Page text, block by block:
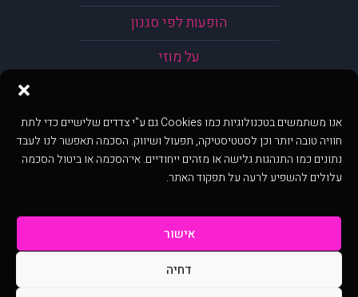
אנו משתמשים בטכנולוגיות כמו Cookies גם ע"י צדדים שלישיים כדי לתת
חוויה טובה יותר וכן לסטטיסטיקה, תפעול ושיווק. הסכמה תאפשר לנו לעבד
נתונים כמו התנהגות גלישה או מזהים ייחודיים. אי־הסכמה או ביטול הסכמה
עלולים להשפיע לרעה על תפקוד האתר.
אישור
דחיה
הופעות לפי סגנון
על מוזי